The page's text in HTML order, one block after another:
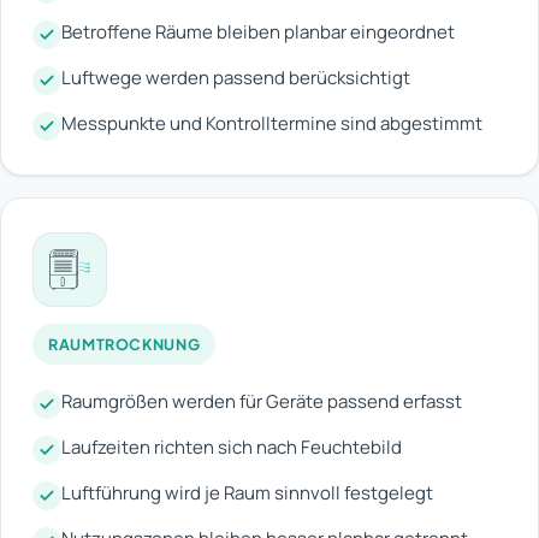
Betroffene Räume bleiben planbar eingeordnet
Luftwege werden passend berücksichtigt
Messpunkte und Kontrolltermine sind abgestimmt
RAUMTROCKNUNG
Raumgrößen werden für Geräte passend erfasst
Laufzeiten richten sich nach Feuchtebild
Luftführung wird je Raum sinnvoll festgelegt